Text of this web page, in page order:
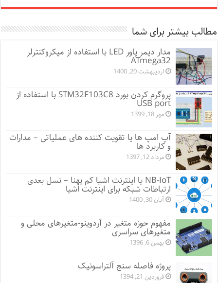
مطالب بیشتر برای شما
مدار دیمر پاور LED با استفاده از میکروکنترلر
ATmega32
اردیبهشت 20, 1400
پروگرم کردن بورد STM32F103C8 با استفاده از
USB port
مهر 18, 1399
آپ امپ ها یا تقویت کننده های عملیاتی – مدارات
و کاربرد ها
مرداد 12, 1397
NB-IoT یا اینترنت اشیا کم پهنا – نسل بعدی
ارتباطات شبکه برای اینترنت اشیا
آبان 30, 1400
مفهوم حوزه متغیر در آردوینو-متغیرهای محلی و
متغیرهای سراسری
بهمن 6, 1396
پروژه فاصله سنج آلتراسونیک
فروردین 21, 1394